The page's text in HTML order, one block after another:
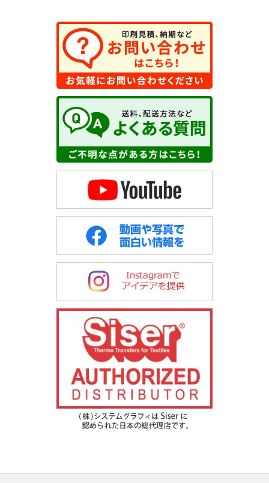
類、及び属性
決済会社
（e）個人情報の取扱いに関する契約
決済会社との機密保持契約
（５）個人情報の取扱いの委託について
取得した個人情報の取扱いの全部又は、一部を委託することはあ
（６）開示対象個人情報の開示等および問い合わせ窓
口について
ご本人からの求めにより、当社が保有する開示対象個人情報の利
用目的の通知・開示・内容の訂正・追加または削除・利用の停
止・消去および第三者への提供の 停止（「開示等」といいま
開示等に応ずる窓口は、「開示の手続き」をご覧下さい。
（７）個人情報を入力するにあたっての注意事項
氏名、電子メールアドレス、都道府県以外の入力は任意となって
おります。電話番号をご入力いただいた場合は、電子メールでの
ご連絡が取れないときに、お電話を差し上げる事があります。 ご
入力がない場合はご連絡出来ないことがありますので、予めご了
承下さい。 また入力していただきました電子メールアドレスや電
話番号に問い合わせいただきました商品、または弊社サービスの
ご案内をさせていただくことがあります。
（８）本人が容易に認識できない方法による個人情報
クッキーやウェブビーコン等を用いるなどして、本人が容易に認
識できない方法による個人情報の取得は行っておりません。
（９）個人情報の安全管理措置について
取得した個人情報については、漏洩、減失またはき損の防止と是
正、その他個人情報の安全管理のために必要かつ適切な措置を講